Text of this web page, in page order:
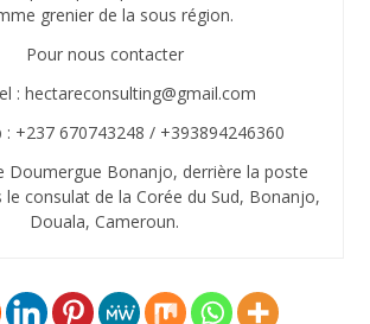
grenier de la sous région.
Pour nous contacter
: hectareconsulting@gmail.com
: +237 670743248 / +393894246360
Doumergue Bonanjo, derrière la poste
le consulat de la Corée du Sud, Bonanjo,
Douala, Cameroun.